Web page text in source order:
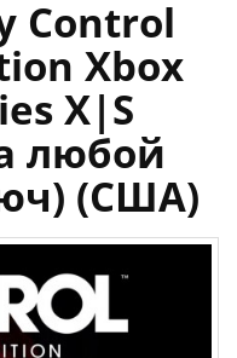
Control
Xbox
X|S
любой
(США)